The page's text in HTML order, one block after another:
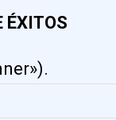
ÉXITOS